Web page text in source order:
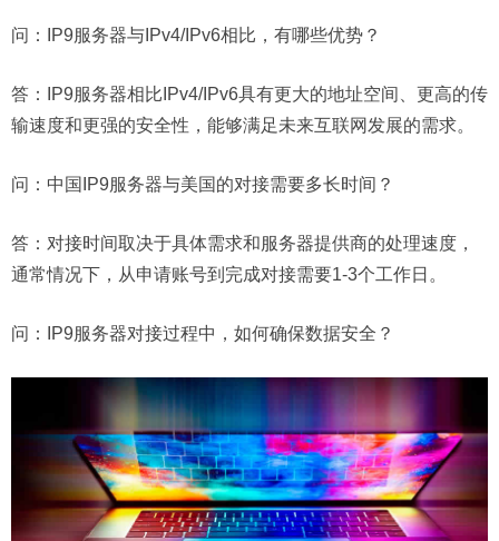
问： IP9服务器与IPv4/IPv6相比，有哪些优势？
答：IP9服务器相比IPv4/IPv6具有更大的地址空间、更高的传
输速度和更强的安全性，能够满足未来互联网发展的需求。
问： 中国IP9服务器与美国的对接需要多长时间？
答：对接时间取决于具体需求和服务器提供商的处理速度，
通常情况下，从申请账号到完成对接需要1-3个工作日。
问： IP9服务器对接过程中，如何确保数据安全？